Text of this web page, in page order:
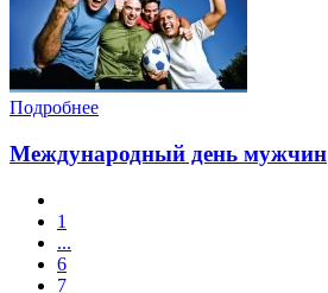
Подробнее
Международный день мужчин
1
...
6
7